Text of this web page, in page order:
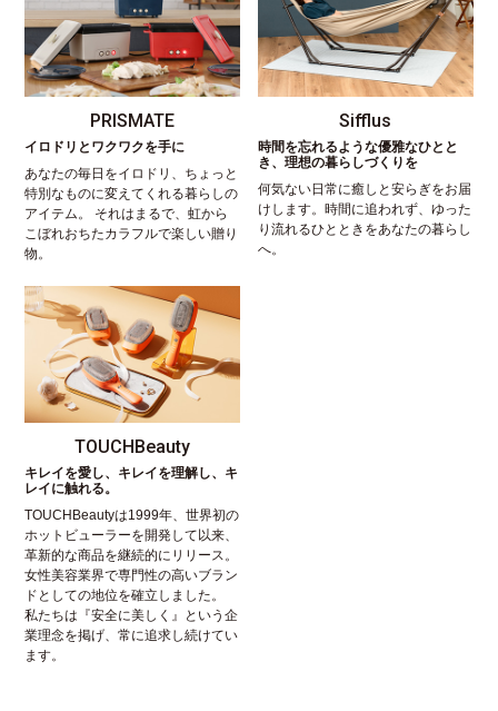
PRISMATE
イロドリとワクワクを手に
あなたの毎日をイロドリ、ちょっと
特別なものに変えてくれる暮らしの
アイテム。 それはまるで、虹から
こぼれおちたカラフルで楽しい贈り
物。
Sifflus
時間を忘れるような優雅なひとと
き、理想の暮らしづくりを
何気ない日常に癒しと安らぎをお届
けします。時間に追われず、ゆった
り流れるひとときをあなたの暮らし
へ。
TOUCHBeauty
キレイを愛し、キレイを理解し、キ
レイに触れる。
TOUCHBeautyは1999年、世界初の
ホットビューラーを開発して以来、
革新的な商品を継続的にリリース。
女性美容業界で専門性の高いブラン
ドとしての地位を確立しました。
私たちは『安全に美しく』という企
業理念を掲げ、常に追求し続けてい
ます。